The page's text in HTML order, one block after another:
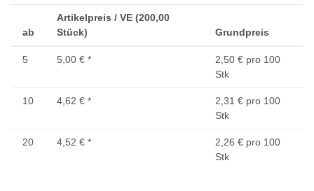
ab
Artikelpreis / VE (200,00
Stück)
Grundpreis
5 5,00 € *
2,50 € pro 100
Stk
10 4,62 € *
2,31 € pro 100
Stk
20 4,52 € *
2,26 € pro 100
Stk